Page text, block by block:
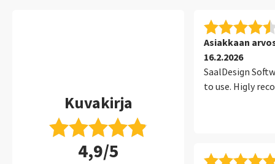
Kuvakirja
4,9/5
Asiakkaan
16.2.2026
SaalDesign
to use. Higly